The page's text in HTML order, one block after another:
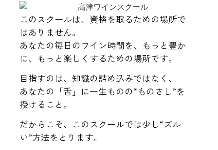
このスクールは、資格を取るための場所で
はありません。
あなたの毎日のワイン時間を、もっと豊か
に、もっと楽しくするための場所です。
目指すのは、知識の詰め込みではなく、
あなたの「舌」に一生ものの“ものさし”を
授けること。
だからこそ、このスクールでは少し“ズル
い”方法をとります。